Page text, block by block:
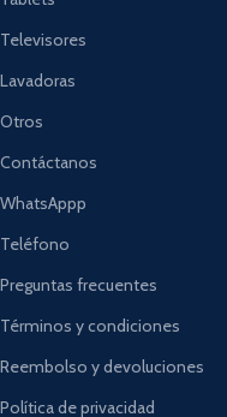
Televisores
Lavadoras
Otros
Contáctanos
WhatsAppp
Teléfono
Preguntas frecuentes
Términos y condiciones
Reembolso y devoluciones
Política de privacidad